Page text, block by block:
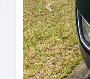
Previous